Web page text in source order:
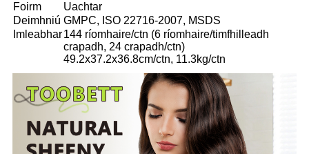
Foirm
Uachtar
Deimhniú GMPC, ISO 22716-2007, MSDS
Imleabhar144 ríomhaire/ctn (6 ríomhaire/timfhilleadh
crapadh, 24 crapadh/ctn)
49.2x37.2x36.8cm/ctn, 11.3kg/ctn